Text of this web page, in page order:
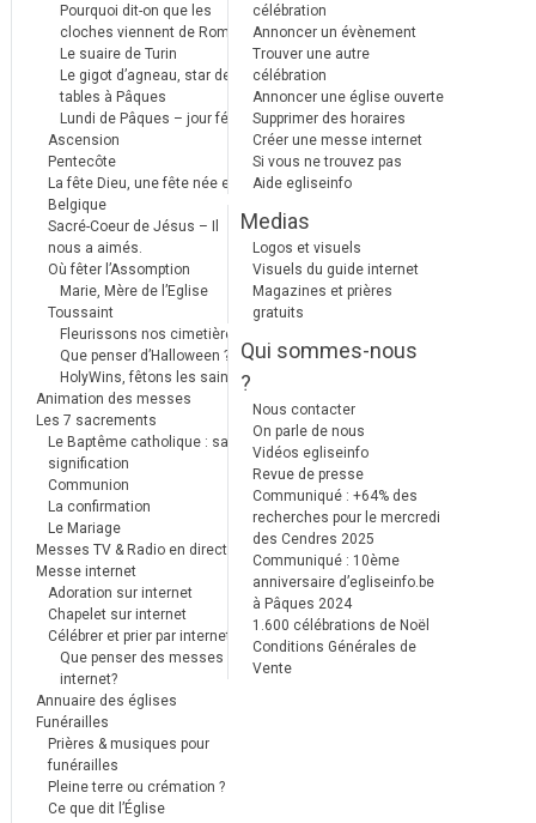
Pourquoi dit-on que les
cloches viennent de Rome ?
Le suaire de Turin
Le gigot d’agneau, star des
tables à Pâques
Lundi de Pâques – jour férié
Ascension
Pentecôte
La fête Dieu, une fête née en
Belgique
Sacré-Coeur de Jésus – Il
nous a aimés.
Où fêter l’Assomption
Marie, Mère de l’Eglise
Toussaint
Fleurissons nos cimetières
Que penser d’Halloween ?
HolyWins, fêtons les saints !
Animation des messes
Les 7 sacrements
Le Baptême catholique : sa
signification
Communion
La confirmation
Le Mariage
Messes TV & Radio en direct
Messe internet
Adoration sur internet
Chapelet sur internet
Célébrer et prier par internet
Que penser des messes
internet?
Annuaire des églises
Funérailles
Prières & musiques pour
funérailles
Pleine terre ou crémation ?
Ce que dit l’Église
célébration
Annoncer un évènement
Trouver une autre
célébration
Annoncer une église ouverte
Supprimer des horaires
Créer une messe internet
Si vous ne trouvez pas
Aide egliseinfo
Medias
Logos et visuels
Visuels du guide internet
Magazines et prières
gratuits
Qui sommes-nous
?
Nous contacter
On parle de nous
Vidéos egliseinfo
Revue de presse
Communiqué : +64% des
recherches pour le mercredi
des Cendres 2025
Communiqué : 10ème
anniversaire d’egliseinfo.be
à Pâques 2024
1.600 célébrations de Noël
Conditions Générales de
Vente